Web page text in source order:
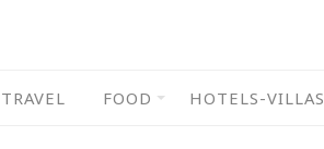
TRAVEL FOOD HOTELS-VILLAS